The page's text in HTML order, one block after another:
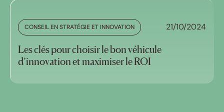
CONSEIL EN STRATÉGIE ET INNOVATION 21/10/2024
Les clés pour choisir le bon véhicule
d’innovation et maximiser le ROI